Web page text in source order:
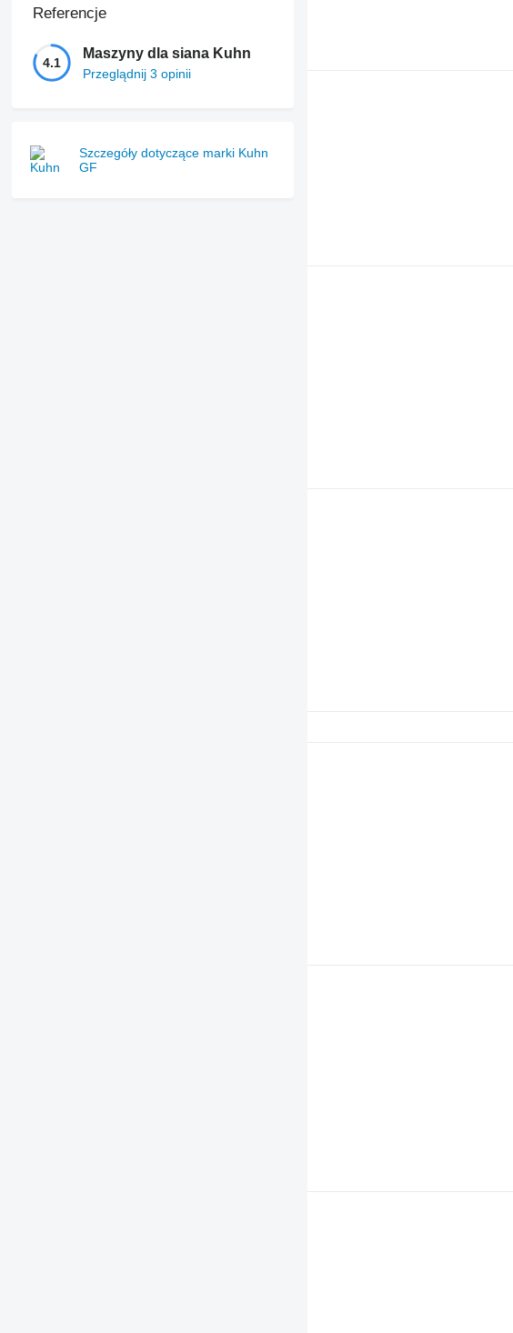
Referencje
4.1
Maszyny dla siana Kuhn
Przeglądnij 3 opinii
Szczegóły dotyczące marki Kuhn
GF